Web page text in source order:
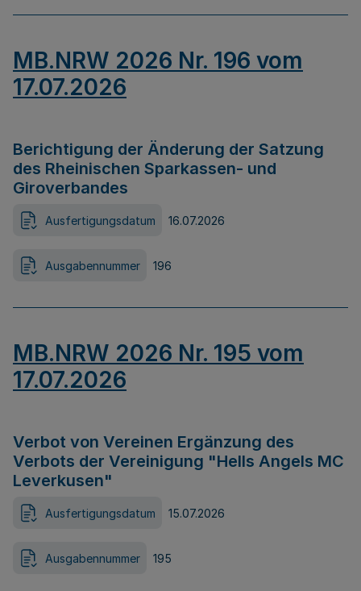
MB.NRW 2026 Nr. 196 vom
17.07.2026
Berichtigung der Änderung der Satzung
des Rheinischen Sparkassen- und
Giroverbandes
Ausfertigungsdatum 16.07.2026
Ausgabennummer 196
MB.NRW 2026 Nr. 195 vom
17.07.2026
Verbot von Vereinen Ergänzung des
Verbots der Vereinigung "Hells Angels MC
Leverkusen"
Ausfertigungsdatum 15.07.2026
Ausgabennummer 195